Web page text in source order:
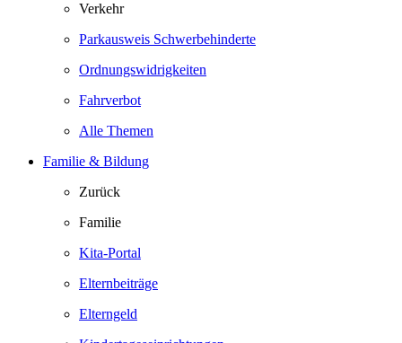
Verkehr
Parkausweis Schwerbehinderte
Ordnungswidrigkeiten
Fahrverbot
Alle Themen
Familie & Bildung
Zurück
Familie
Kita-Portal
Elternbeiträge
Elterngeld